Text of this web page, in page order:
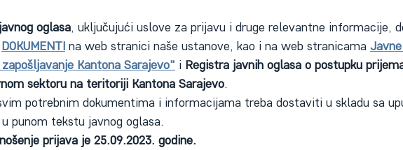
oglasa, uključujući uslove za prijavu i druge relevantne informacije,
DOKUMENTI na web stranici naše ustanove, kao i na web stranicama
Kantona Sarajevo" i Registra javnih oglasa o postupku
sektoru na teritoriji Kantona Sarajevo.
potrebnim dokumentima i informacijama treba dostaviti u skladu sa
punom tekstu javnog oglasa.
prijava je 25.09.2023. godine.